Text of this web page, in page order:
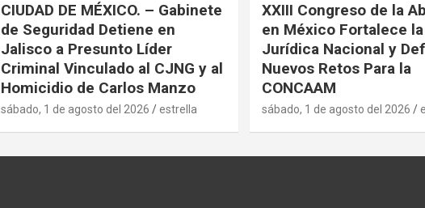
CIUDAD DE MÉXICO. – Gabinete
de Seguridad Detiene en
Jalisco a Presunto Líder
Criminal Vinculado al CJNG y al
Homicidio de Carlos Manzo
sábado, 1 de agosto del 2026 estrella
XXIII Congreso de la
en México Fortalece
Jurídica Nacional y
Nuevos Retos Para la
CONCAAM
sábado, 1 de agosto del 2026